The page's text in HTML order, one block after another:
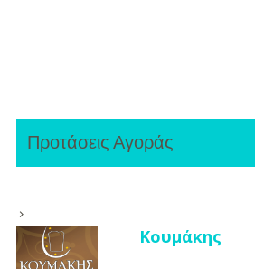
Προτάσεις Αγοράς
Κουμάκης